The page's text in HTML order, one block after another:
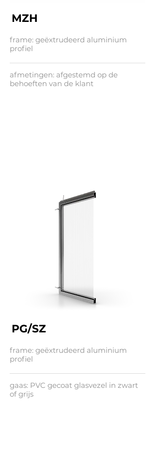
MZH
frame: geëxtrudeerd aluminium
profiel
afmetingen: afgestemd op de
behoeften van de klant
PG/SZ
frame: geëxtrudeerd aluminium
profiel
gaas: PVC gecoat glasvezel in zwart
of grijs